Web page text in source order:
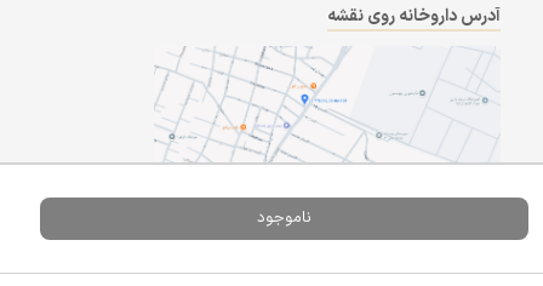
ناموجود
آدرس داروخانه روی نقشه
A Pluss
Powered By